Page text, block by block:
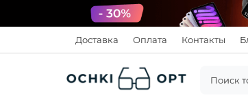
Доставка Оплата Контакты